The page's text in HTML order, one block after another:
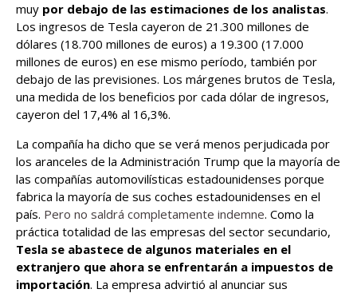
muy por debajo de las estimaciones de los analistas.
Los ingresos de Tesla cayeron de 21.300 millones de
dólares (18.700 millones de euros) a 19.300 (17.000
millones de euros) en ese mismo período, también por
debajo de las previsiones. Los márgenes brutos de Tesla,
una medida de los beneficios por cada dólar de ingresos,
cayeron del 17,4% al 16,3%.
La compañía ha dicho que se verá menos perjudicada por
los aranceles de la Administración Trump que la mayoría de
las compañías automovilísticas estadounidenses porque
fabrica la mayoría de sus coches estadounidenses en el
país. Pero no saldrá completamente indemne. Como la
práctica totalidad de las empresas del sector secundario,
Tesla se abastece de algunos materiales en el
extranjero que ahora se enfrentarán a impuestos de
importación. La empresa advirtió al anunciar sus